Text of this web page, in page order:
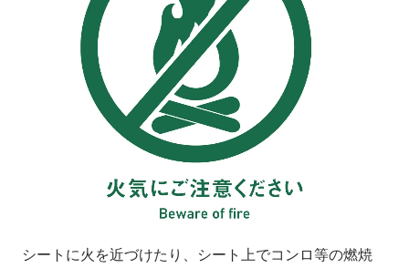
シートに火を近づけたり、シート上でコンロ等の燃焼